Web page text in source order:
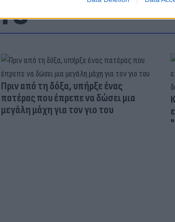
Πριν από τη δόξα, υπήρξε ένας
πατέρας που έπρεπε να δώσει μια
μεγάλη μάχη για τον γιο του